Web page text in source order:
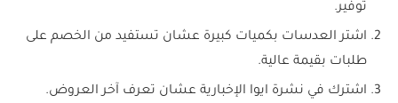
توفير.
اشتر العدسات بكميات كبيرة عشان تستفيد من الخصم على
طلبات بقيمة عالية.
اشترك في نشرة ايوا الإخبارية عشان تعرف آخر العروض.